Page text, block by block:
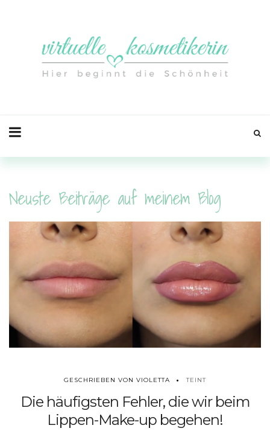
Neuste Beiträge auf meinem Blog
GESCHRIEBEN VON VIOLETTA TEINT
Die häufigsten Fehler, die wir beim
Lippen-Make-up begehen!